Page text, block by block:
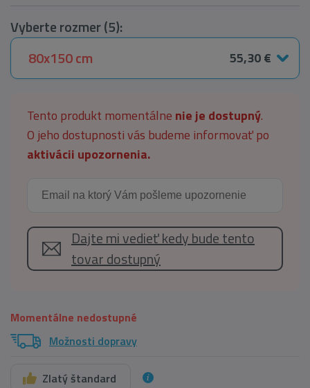
Vyberte rozmer (5):
80x150 cm
55,30 €
Tento produkt momentálne nie je dostupný.
O jeho dostupnosti vás budeme informovať po
aktivácii upozornenia.
Dajte mi vedieť kedy bude tento
tovar dostupný
Momentálne nedostupné
Možnosti dopravy
Zlatý štandard